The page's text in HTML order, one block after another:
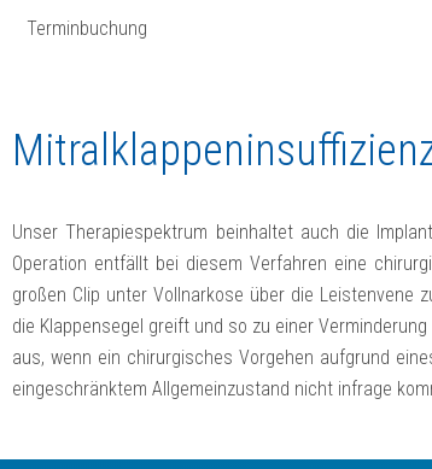
Terminbuchung
Unser Therapiespektrum beinhaltet auch die
Operation entfällt bei diesem Verfahren eine
großen Clip unter Vollnarkose über die Leistenvene
die Klappensegel greift und so zu einer
aus, wenn ein chirurgisches Vorgehen aufgrund
eingeschränktem Allgemeinzustand nicht infrage